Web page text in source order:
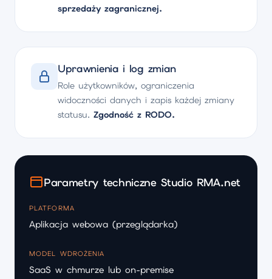
sprzedaży zagranicznej.
Uprawnienia i log zmian
Role użytkowników, ograniczenia
widoczności danych i zapis każdej zmiany
statusu. Zgodność z RODO.
Parametry techniczne Studio RMA.net
PLATFORMA
Aplikacja webowa (przeglądarka)
MODEL WDROŻENIA
SaaS w chmurze lub on-premise